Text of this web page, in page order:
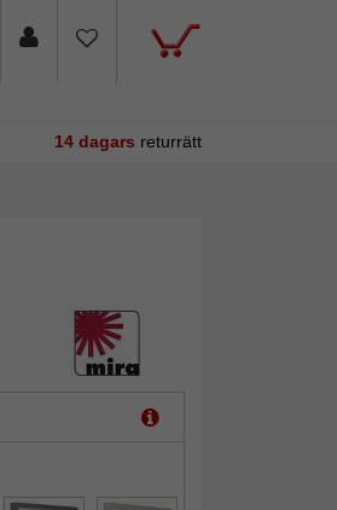
14 dagars returrätt